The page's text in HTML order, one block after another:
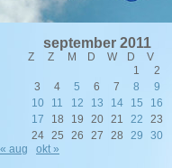
september 2011
Z Z M D W D
V
1
2
3
4 5 6 7 8
9
10
11 12 13 14 15
16
17
18 19 20 21 22
23
24
25 26 27 28 29
30
« aug
okt »